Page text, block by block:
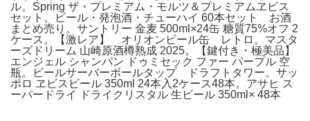
ル。Spring ザ・プレミアム・モルツ＆プレミアムヱビス
セット。ビール・発泡酒・チューハイ 60本セット お酒
まとめ売り。サントリー 金麦 500ml×24缶 糖質75%オフ 2
ケース。【激レア】 オリオンビール缶 レトロ。マスタ
ーズドリーム 山崎原酒樽熟成 2025。【鍵付き・極美品】
エンジェル シャンパン ドゥミセック ファー パープル 空
瓶。ビールサーバーボールタップ ドラフトタワー。サッ
ポロ ヱビスビール 350ml 24本入2ケース48本。アサヒ ス
ーパードライ ドライクリスタル 生ビール 350ml× 48本